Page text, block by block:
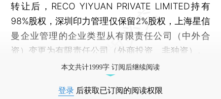
转让后，RECO YIYUAN PRIVATE LIMITED持有
98%股权，深圳印力管理仅保留2%股权，上海星信
曼企业管理的企业类型从有限责任公司（中外合
资）变更为有限责任公司（外商投资、非独资）。
本文共计1999字 订阅后继续阅读
登录 后获取已订阅的阅读权限